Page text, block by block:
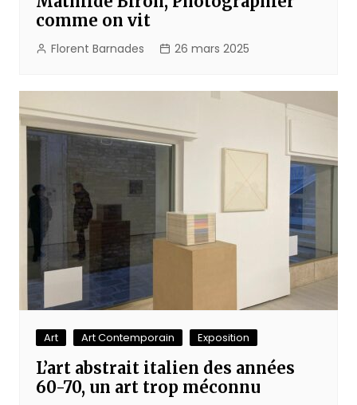
comme on vit
Florent Barnades 26 mars 2025
Art Art Contemporain Exposition
L’art abstrait italien des années
60-70, un art trop méconnu